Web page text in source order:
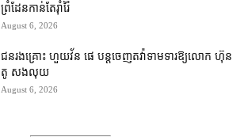
ព្រំដែន​កាន់តែ​រ៉ាំរ៉ៃ
August 6, 2026
ជនរងគ្រោះ ហួយវ័ន ផេ បន្ត​ចេញ​តវ៉ា​ទាមទារ​ឱ្យ​លោក ហ៊ុន
តូ សង​លុយ
August 6, 2026